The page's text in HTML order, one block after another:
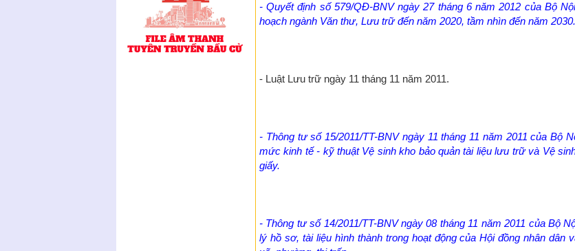
- Quyết định số 579/QĐ-BNV ngày 27 tháng 6 năm 2012 của Bộ
hoạch ngành Văn thư, Lưu trữ đến năm 2020, tầm nhìn đến năm 2030.
- Luật Lưu trữ ngày 11 tháng 11 năm 2011.
- Thông tư số 15/2011/TT-BNV ngày 11 tháng 11 năm 2011 của Bộ
mức kinh tế - kỹ thuật Vệ sinh kho bảo quản tài liệu lưu trữ và Vệ
giấy.
- Thông tư số 14/2011/TT-BNV ngày 08 tháng 11 năm 2011 của Bộ
lý hồ sơ, tài liệu hình thành trong hoạt động của Hội đồng nhân dân